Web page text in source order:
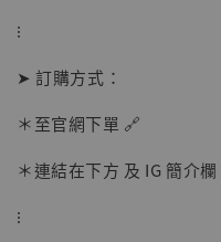
⁝
➤ 訂購方式：
＊至官網下單 🔗
＊連結在下方 及 IG 簡介欄
⁝